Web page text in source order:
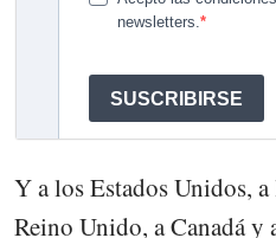
Y a los Estados Unidos,
Reino Unido, a Canadá y